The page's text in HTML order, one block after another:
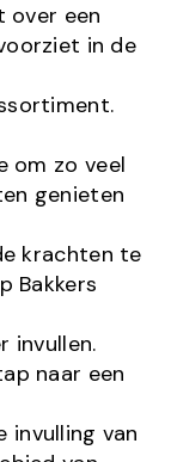
over een
in de
om zo veel
genieten
krachten te
Bakkers
invullen.
naar een
van